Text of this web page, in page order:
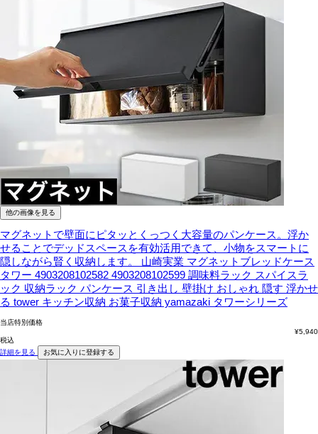
他の画像を見る
マグネットで壁面にピタッとくっつく大容量のパンケース。浮か
せることでデッドスペースを有効活用できて、小物をスマートに
隠しながら賢く収納します。
山崎実業 マグネットブレッドケース
タワー 4903208102582 4903208102599 調味料ラック スパイスラ
ック 収納ラック パンケース 引き出し 壁掛け おしゃれ 隠す 浮かせ
る tower キッチン収納 お菓子収納 yamazaki タワーシリーズ
当店特別価格
¥5,940
税込
詳細を見る
お気に入りに登録する